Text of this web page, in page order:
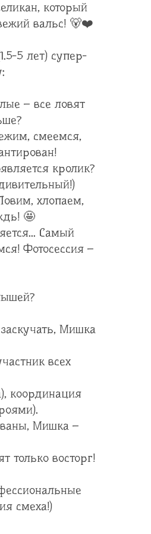
который
вальс! 🐻❤️
5 лет) супер-
– все ловят
смеемся,
кролик?
хлопаем,
🤩
Самый
Фотосессия –
Мишка
всех
координация
Мишка –
только восторг!
смеха!)